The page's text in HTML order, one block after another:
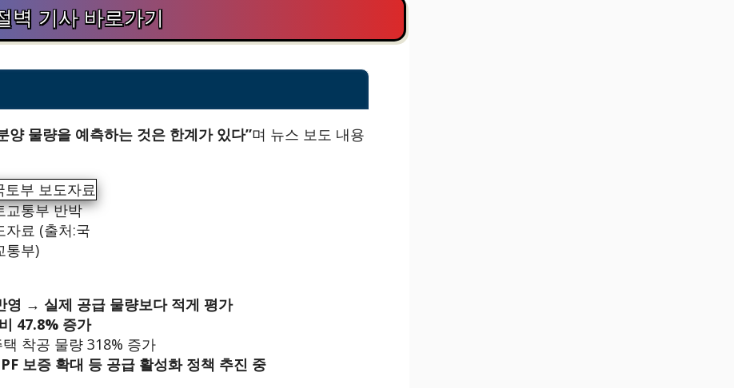
벽 기사 바로가기
양 물량을 예측하는 것은 한계가 있다”며 뉴스 보도 내용
교통부 반박
자료 (출처:국
통부)
영 → 실제 공급 물량보다 적게 평가
47.8% 증가
착공 물량 318% 증가
보증 확대 등 공급 활성화 정책 추진 중